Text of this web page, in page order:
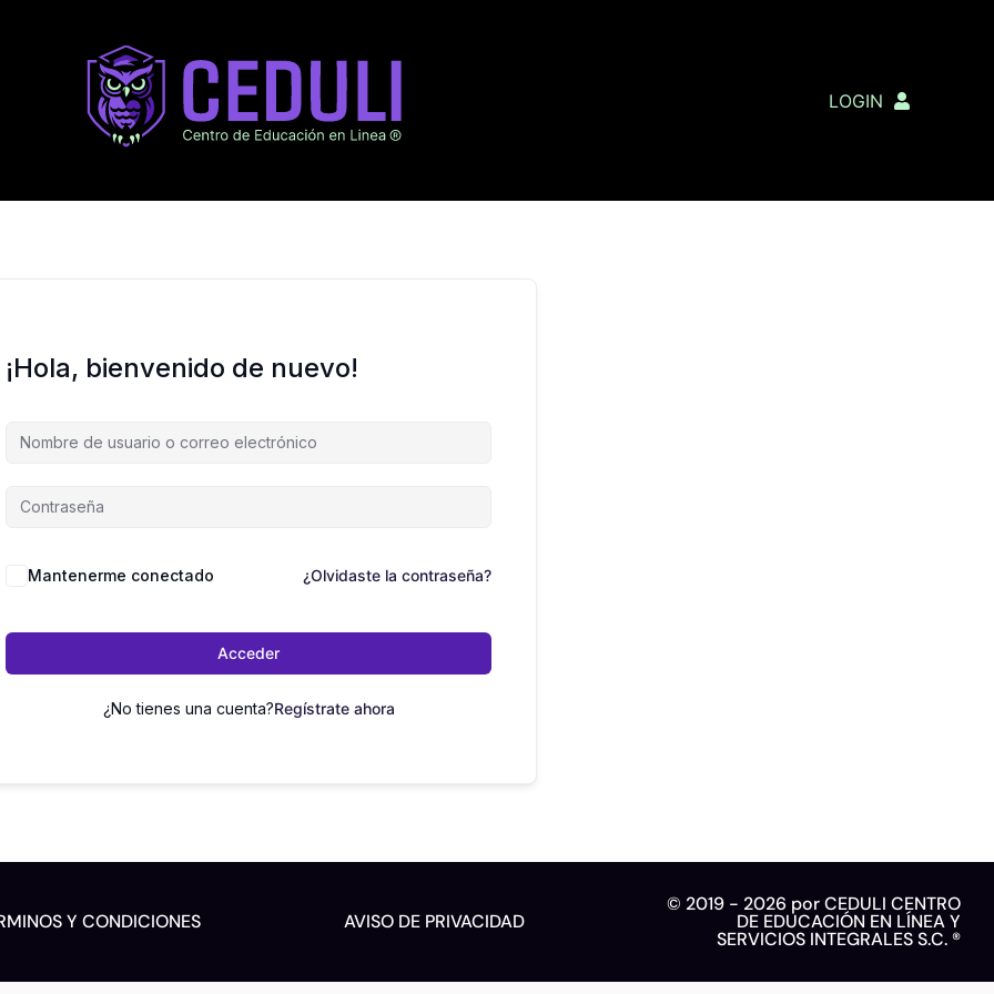
LOGIN
¡Hola, bienvenido de nuevo!
Mantenerme conectado ¿Olvidaste la contraseña?
Acceder
¿No tienes una cuenta?Regístrate ahora
Y CONDICIONES AVISO DE PRIVACIDAD
© 2019 - 2026 por CEDULI CENTRO
DE EDUCACIÓN EN LÍNEA Y
SERVICIOS INTEGRALES S.C. ®